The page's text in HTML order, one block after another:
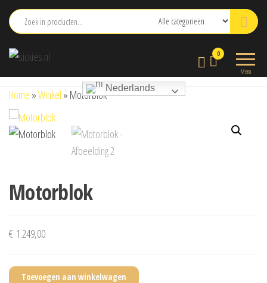
naar
inhoud
Menu
0
Nederlands
Home »Winkel » Motorblok
Motorblok
€ 1.249,00
Toevoegen aan winkelwagen